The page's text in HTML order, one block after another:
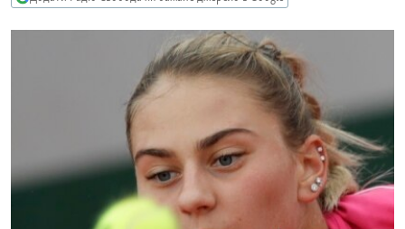
ТИ ЯК?
КИТАЙ.ВИКЛИКИ
ФОТО
СПЕЦПРОЄКТИ